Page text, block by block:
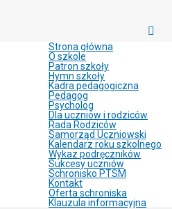
Strona główna
O szkole
Patron szkoły
Hymn szkoły
Kadra pedagogiczna
Pedagog
Psycholog
Dla uczniów i rodziców
Rada Rodziców
Samorząd Uczniowski
Kalendarz roku szkolnego
Wykaz podręczników
Sukcesy uczniów
Schronisko PTSM
Kontakt
Oferta schroniska
Klauzula informacyjna